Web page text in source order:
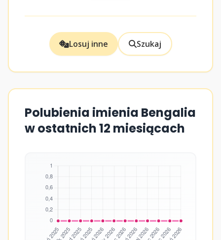
Losuj inne Szukaj
Polubienia imienia Bengalia
w ostatnich 12 miesiącach